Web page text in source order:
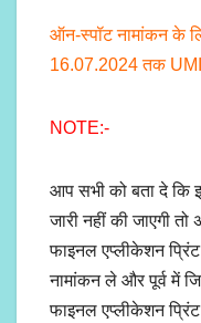
ऑन-स्पॉट नामांकन के
16.07.2024 तक
NOTE:-
आप सभी को बता दे कि
जारी नहीं की जाएगी
फाइनल एप्लीकेशन
नामांकन ले और पूर्व में
फाइनल एप्लीकेशन